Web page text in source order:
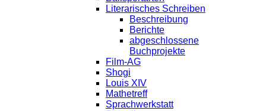
Literarisches Schreiben
Beschreibung
Berichte
abgeschlossene
Buchprojekte
Film-AG
Shogi
Louis XIV
Mathetreff
Sprachwerkstatt